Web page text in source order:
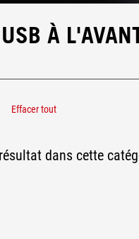
À
2 et plus USB 3.2 Gen 1
Effacer tout
dans cette